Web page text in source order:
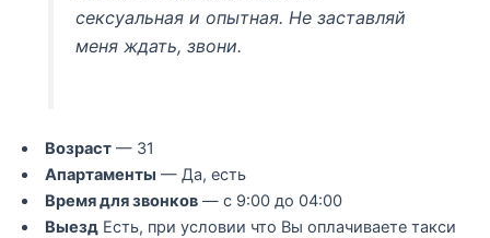
сексуальная и опытная. Не заставляй
меня ждать, звони.
Возраст— 31
Апартаменты — Да, есть
Время для звонков— с 9:00 до 04:00
ВыездЕсть, при условии что Вы оплачиваете такси